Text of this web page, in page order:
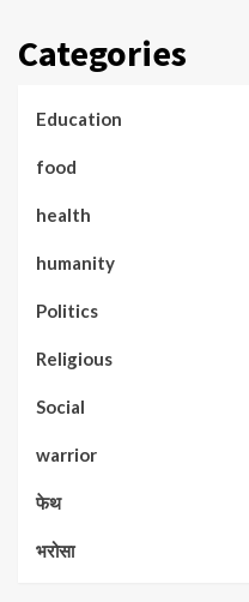
Categories
Education
food
health
humanity
Politics
Religious
Social
warrior
फेथ
भरोसा